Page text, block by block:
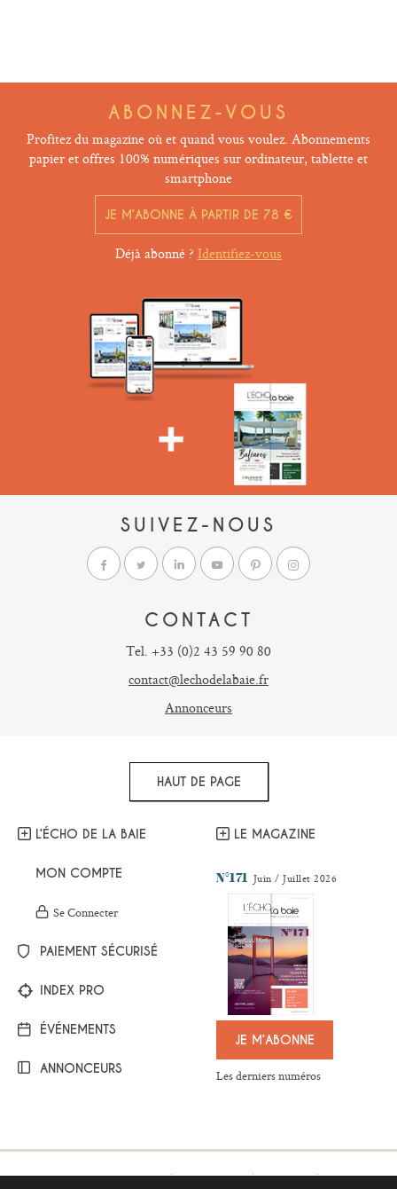
ABONNEZ-VOUS
Profitez du magazine où et quand vous voulez. Abonnements
papier et offres 100% numériques sur ordinateur, tablette et
smartphone
JE M’ABONNE À PARTIR DE 78 €
Déjà abonné ? Identifiez-vous
SUIVEZ-NOUS
CONTACT
Tel. +33 (0)2 43 59 90 80
contact@lechodelabaie.fr
Annonceurs
HAUT DE PAGE
L’ÉCHO DE LA BAIE
MON COMPTE
Se Connecter
PAIEMENT SÉCURISÉ
INDEX PRO
ÉVÉNEMENTS
ANNONCEURS
LE MAGAZINE
N°171 Juin / Juillet 2026
JE M’ABONNE
Les derniers numéros
Mentions légales Plan du site Contact